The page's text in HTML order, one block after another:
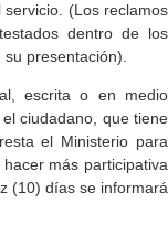
(Los reclamos
dentro de los
presentación).
escrita o en medio
ciudadano, que tiene
el Ministerio para
más participativa
(10) días se informará